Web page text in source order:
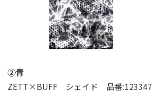
②⻘
ZETT×BUFF シェイド 品番:123347